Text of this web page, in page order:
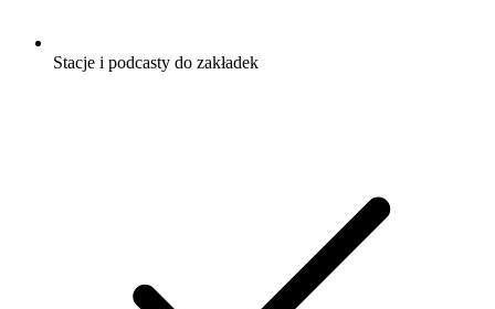
Stacje i podcasty do zakładek